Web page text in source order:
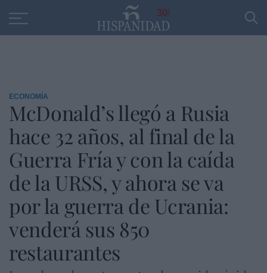
30
ECONOMÍA
McDonald’s llegó a Rusia
hace 32 años, al final de la
Guerra Fría y con la caída
de la URSS, y ahora se va
por la guerra de Ucrania:
venderá sus 850
restaurantes